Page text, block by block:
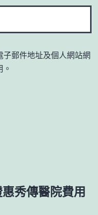
郵件地址及個人網站網
秀傳醫院費用